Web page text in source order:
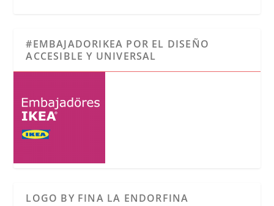
#EMBAJADORIKEA POR EL DISEÑO
ACCESIBLE Y UNIVERSAL
LOGO BY FINA LA ENDORFINA